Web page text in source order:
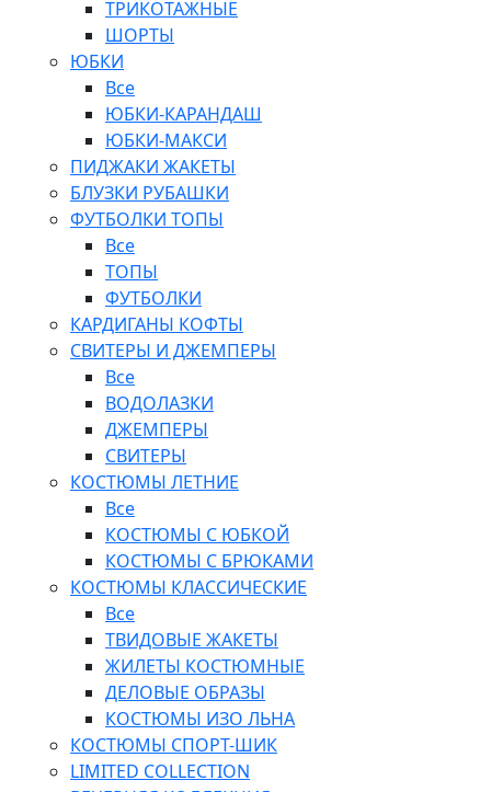
ТРИКОТАЖНЫЕ
ШОРТЫ
ЮБКИ
Все
ЮБКИ-КАРАНДАШ
ЮБКИ-МАКСИ
ПИДЖАКИ ЖАКЕТЫ
БЛУЗКИ РУБАШКИ
ФУТБОЛКИ ТОПЫ
Все
ТОПЫ
ФУТБОЛКИ
КАРДИГАНЫ КОФТЫ
СВИТЕРЫ И ДЖЕМПЕРЫ
Все
ВОДОЛАЗКИ
ДЖЕМПЕРЫ
СВИТЕРЫ
КОСТЮМЫ ЛЕТНИЕ
Все
КОСТЮМЫ С ЮБКОЙ
КОСТЮМЫ С БРЮКАМИ
КОСТЮМЫ КЛАССИЧЕСКИЕ
Все
ТВИДОВЫЕ ЖАКЕТЫ
ЖИЛЕТЫ КОСТЮМНЫЕ
ДЕЛОВЫЕ ОБРАЗЫ
КОСТЮМЫ ИЗО ЛЬНА
КОСТЮМЫ СПОРТ-ШИК
LIMITED COLLECTION